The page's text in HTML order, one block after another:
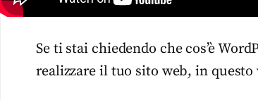
Se ti stai chiedendo che cos’è
realizzare il tuo sito web, in